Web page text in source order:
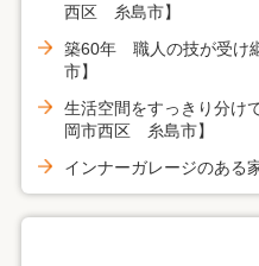
西区 糸島市】
築60年 職人の技が受け
市】
生活空間をすっきり分け
岡市西区 糸島市】
インナーガレージのある